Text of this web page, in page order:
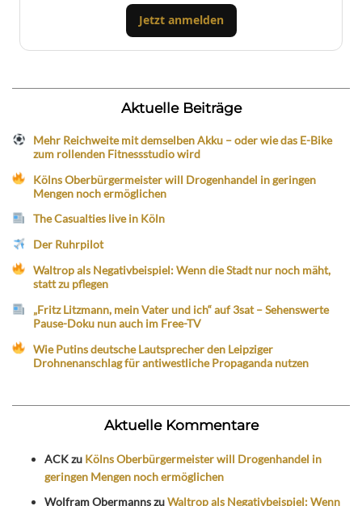
Jetzt anmelden
Aktuelle Beiträge
Mehr Reichweite mit demselben Akku – oder wie das E-Bike
zum rollenden Fitnessstudio wird
Kölns Oberbürgermeister will Drogenhandel in geringen
Mengen noch ermöglichen
The Casualties live in Köln
Der Ruhrpilot
Waltrop als Negativbeispiel: Wenn die Stadt nur noch mäht,
statt zu pflegen
„Fritz Litzmann, mein Vater und ich“ auf 3sat – Sehenswerte
Pause-Doku nun auch im Free-TV
Wie Putins deutsche Lautsprecher den Leipziger
Drohnenanschlag für antiwestliche Propaganda nutzen
Aktuelle Kommentare
ACKzu Kölns Oberbürgermeister will Drogenhandel in
geringen Mengen noch ermöglichen
Wolfram ObermannszuWaltrop als Negativbeispiel: Wenn